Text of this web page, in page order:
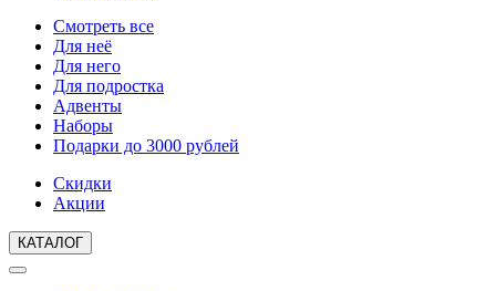
Смотреть все
Для неё
Для него
Для подростка
Адвенты
Наборы
Подарки до 3000 рублей
Скидки
Акции
КАТАЛОГ